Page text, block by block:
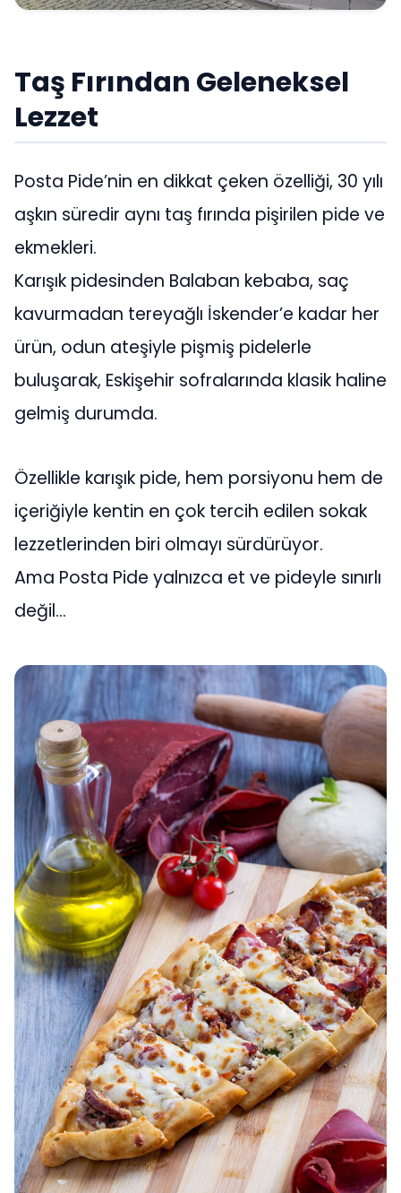
Taş Fırından Geleneksel
Lezzet
Posta Pide’nin en dikkat çeken özelliği, 30 yılı
aşkın süredir aynı taş fırında pişirilen pide ve
ekmekleri.
Karışık pidesinden Balaban kebaba, saç
kavurmadan tereyağlı İskender’e kadar her
ürün, odun ateşiyle pişmiş pidelerle
buluşarak, Eskişehir sofralarında klasik haline
gelmiş durumda.
Özellikle karışık pide, hem porsiyonu hem de
içeriğiyle kentin en çok tercih edilen sokak
lezzetlerinden biri olmayı sürdürüyor.
Ama Posta Pide yalnızca et ve pideyle sınırlı
değil…